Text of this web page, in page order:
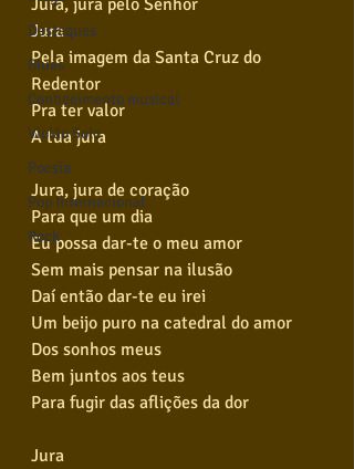
Destaques
Blues
Conhecimento musical
Violão Solo
Poesia
Pop Internacional
Rock
Jura
Pela imagem da Santa Cruz do
Redentor
Pra ter valor
A tua jura
Jura, jura de coração
Para que um dia
Eu possa dar-te o meu amor
Sem mais pensar na ilusão
Daí então dar-te eu irei
Um beijo puro na catedral do amor
Dos sonhos meus
Bem juntos aos teus
Para fugir das aflições da dor
Jura